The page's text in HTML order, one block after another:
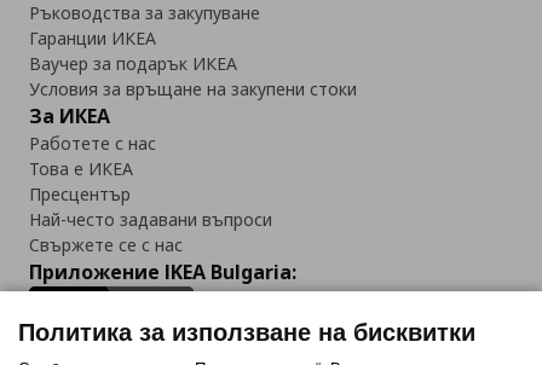
Ръководства за закупуване
Гаранции ИКЕА
Ваучер за подарък ИКЕА
Условия за връщане на закупени стоки
За ИКЕА
Работете с нас
Това е ИКЕА
Пресцентър
Най-често задавани въпроси
Свържете се с нас
Приложение IKEA Bulgaria:
Политика за използване на бисквитки